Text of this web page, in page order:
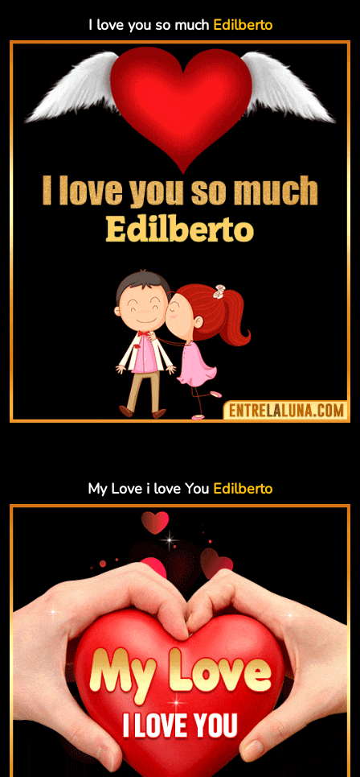
I love you so much Edilberto
My Love i love You Edilberto